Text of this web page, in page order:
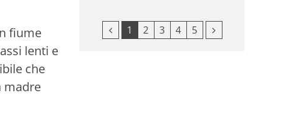
fiume
lenti e
che
madre
Vorherige Seite
1 2 3 4 5 Nächste Seite